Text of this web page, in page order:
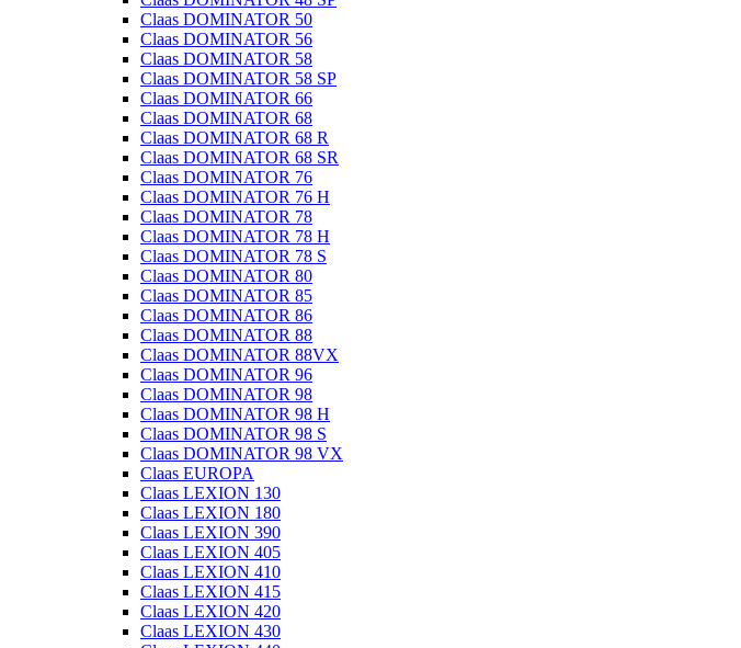
Claas DOMINATOR 50
Claas DOMINATOR 56
Claas DOMINATOR 58
Claas DOMINATOR 58 SP
Claas DOMINATOR 66
Claas DOMINATOR 68
Claas DOMINATOR 68 R
Claas DOMINATOR 68 SR
Claas DOMINATOR 76
Claas DOMINATOR 76 H
Claas DOMINATOR 78
Claas DOMINATOR 78 H
Claas DOMINATOR 78 S
Claas DOMINATOR 80
Claas DOMINATOR 85
Claas DOMINATOR 86
Claas DOMINATOR 88
Claas DOMINATOR 88VX
Claas DOMINATOR 96
Claas DOMINATOR 98
Claas DOMINATOR 98 H
Claas DOMINATOR 98 S
Claas DOMINATOR 98 VX
Claas EUROPA
Claas LEXION 130
Claas LEXION 180
Claas LEXION 390
Claas LEXION 405
Claas LEXION 410
Claas LEXION 415
Claas LEXION 420
Claas LEXION 430